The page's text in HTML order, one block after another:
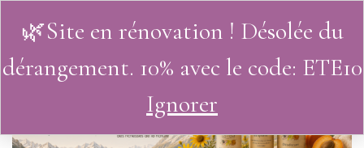
0
🌿Site en rénovation ! Désolée du
dérangement. 10% avec le code: ETE10
Ignorer